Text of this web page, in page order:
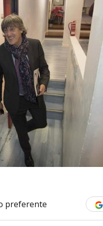
preferente